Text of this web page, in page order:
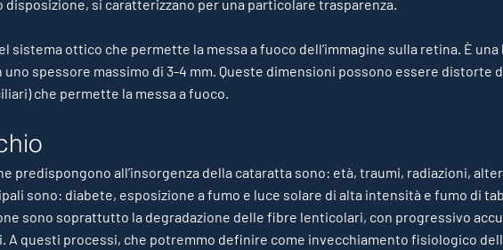
disposizione, si caratterizzano per una particolare trasparenza.
sistema ottico che permette la messa a fuoco dell’immagine sulla retina. È
uno spessore massimo di 3-4 mm. Queste dimensioni possono essere distorte
che permette la messa a fuoco.
predispongono all’insorgenza della cataratta sono: età, traumi, radiazioni,
sono: diabete, esposizione a fumo e luce solare di alta intensità e fumo di
sono soprattutto la degradazione delle fibre lenticolari, con progressivo
A questi processi, che potremmo definire come invecchiamento fisiologico